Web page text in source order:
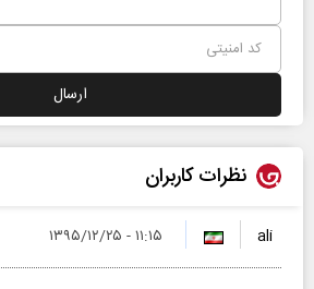
نظرات کاربران
ali ۱۱:۱۵ - ۱۳۹۵/۱۲/۲۵